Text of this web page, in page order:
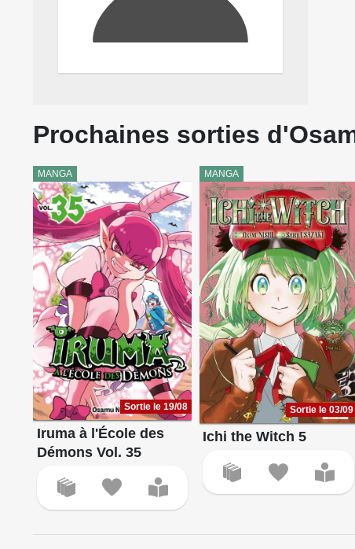
Prochaines sorties
MANGA
Sortie le 19/08
Iruma à l'École des
Démons Vol. 35
MANGA
Sortie le 03/09
Ichi the Witch 5